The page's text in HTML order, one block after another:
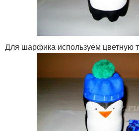
Для шарфика используем цветную